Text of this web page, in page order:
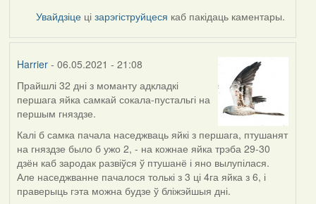
Увайдзіце цізарэгіструйцеся каб пакідаць каментары.
Harrier- 06.05.2021 - 21:08
Прайшлі 32 дні з моманту адкладкі
першага яйка самкай сокала-пустальгі на
першым гняздзе.
Калі б самка пачала наседжваць яйкі з першага, птушанят
на гняздзе было б ужо 2, - на кожнае яйка трэба 29-30
дзён каб зародак развіўся ў птушанё і яно вылупілася.
Але наседжванне пачалося толькі з 3 ці 4га яйка з 6, і
праверыць гэта можна будзе ў бліжэйшыя дні.